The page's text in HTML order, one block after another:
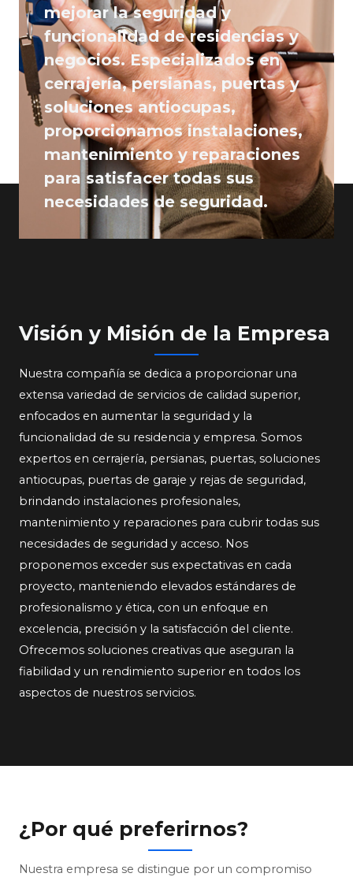
mejorar la seguridad y
funcionalidad de residencias y
negocios. Especializados en
cerrajería, persianas, puertas y
soluciones antiocupas,
proporcionamos instalaciones,
mantenimiento y reparaciones
para satisfacer todas sus
necesidades de seguridad.
Visión y Misión de la Empresa​​
Nuestra compañía se dedica a proporcionar una
extensa variedad de servicios de calidad superior,
enfocados en aumentar la seguridad y la
funcionalidad de su residencia y empresa. Somos
expertos en cerrajería, persianas, puertas, soluciones
antiocupas, puertas de garaje y rejas de seguridad,
brindando instalaciones profesionales,
mantenimiento y reparaciones para cubrir todas sus
necesidades de seguridad y acceso. Nos
proponemos exceder sus expectativas en cada
proyecto, manteniendo elevados estándares de
profesionalismo y ética, con un enfoque en
excelencia, precisión y la satisfacción del cliente.
Ofrecemos soluciones creativas que aseguran la
fiabilidad y un rendimiento superior en todos los
aspectos de nuestros servicios.
¿Por qué preferirnos?
Nuestra empresa se distingue por un compromiso